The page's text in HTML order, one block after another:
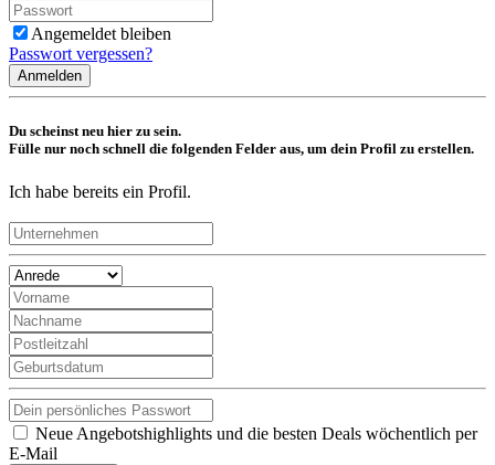
Angemeldet bleiben
Passwort vergessen?
Anmelden
Du scheinst neu hier zu sein.
Fülle nur noch schnell die folgenden Felder aus, um dein Profil zu erstellen.
Ich habe bereits ein Profil.
Neue Angebotshighlights und die besten Deals wöchentlich per
E-Mail